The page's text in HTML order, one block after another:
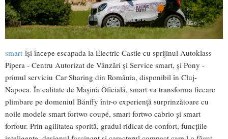
smart îşi începe escapada la Electric Castle cu sprijinul Autoklass
Pipera - Centru Autorizat de Vânzări şi Service smart, şi Pony -
primul serviciu Car Sharing din România, disponibil în Cluj-
Napoca. În calitate de Maşină Oficială, smart va transforma fiecare
plimbare pe domeniul Bánffy într-o experienţă surprinzătoare cu
noile modele smart fortwo coupé, smart fortwo cabrio şi smart
forfour. Prin agilitatea sporită, gradul ridicat de confort, funcţiile